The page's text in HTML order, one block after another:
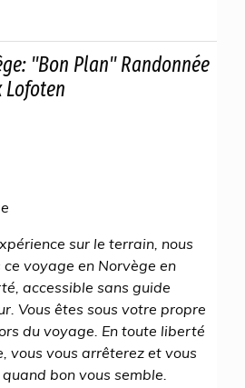
''Bon Plan'' Randonnée
sur le terrain, nous
voyage en Norvège en
accessible sans guide
Vous êtes sous votre propre
du voyage. En toute liberté
vous vous arrêterez et vous
bon vous semble.